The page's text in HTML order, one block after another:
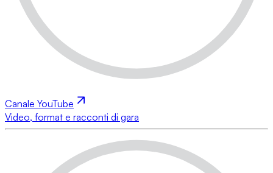
Canale YouTube
Video, format e racconti di gara